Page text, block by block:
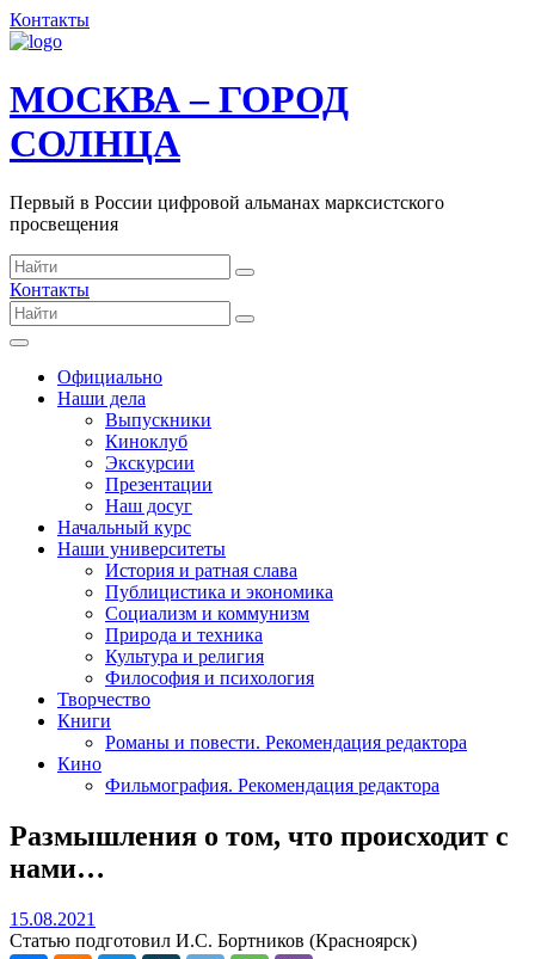
Контакты
МОСКВА – ГОРОД
СОЛНЦА
Первый в России цифровой альманах марксистского
просвещения
Контакты
Официально
Наши дела
Выпускники
Киноклуб
Экскурсии
Презентации
Наш досуг
Начальный курс
Наши университеты
История и ратная слава
Публицистика и экономика
Социализм и коммунизм
Природа и техника
Культура и религия
Философия и психология
Творчество
Книги
Романы и повести. Рекомендация редактора
Кино
Фильмография. Рекомендация редактора
Размышления о том, что происходит с
нами…
15.08.2021
Статью подготовил И.С. Бортников (Красноярск)